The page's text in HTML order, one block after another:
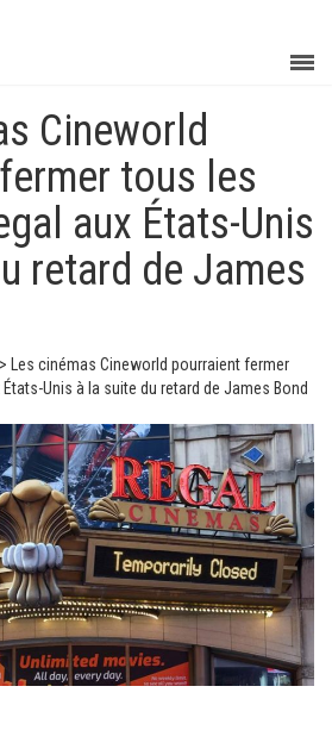
Cineworld
tous les
aux États-Unis
retard de James
>
Les cinémas Cineworld pourraient fermer
Unis à la suite du retard de James Bond